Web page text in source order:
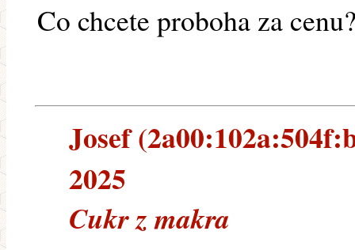
Co chcete proboha za
Josef
2025
Cukr z makra